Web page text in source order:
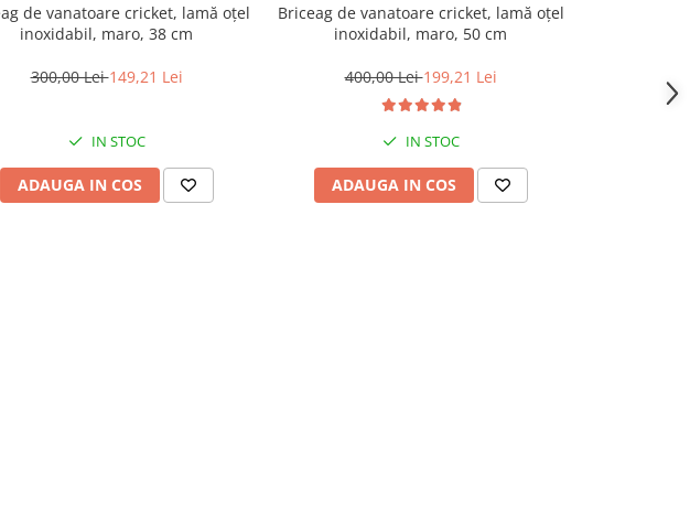
de vanatoare cricket, lamă oțel
inoxidabil, maro, 38 cm
300,00 Lei149,21 Lei
IN STOC
ADAUGA IN COS
Briceag de vanatoare cricket, lamă oțel
inoxidabil, maro, 50 cm
400,00 Lei199,21 Lei
IN STOC
ADAUGA IN COS